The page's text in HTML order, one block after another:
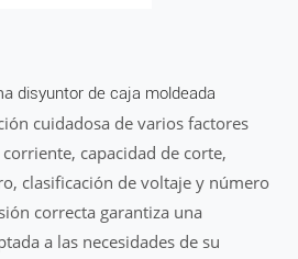
disyuntor de caja moldeada
cuidadosa de varios factores
capacidad de corte,
clasificación de voltaje y número
correcta garantiza una
a las necesidades de su